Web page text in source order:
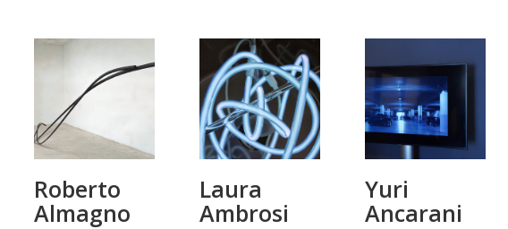
Roberto
Almagno
Laura
Ambrosi
Yuri
Ancarani